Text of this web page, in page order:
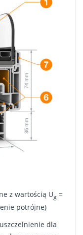
z wartością Ug=
potrójne)
dla